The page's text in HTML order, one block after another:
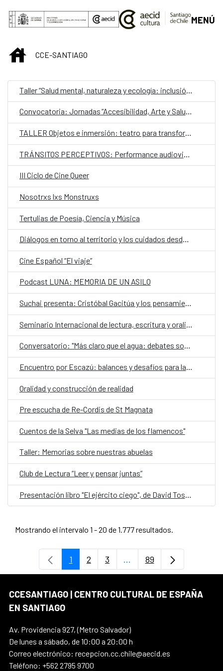
Saltar al contenido principal
MENÚ
INICIOCCE-SANTIAGO
Taller “Salud mental, naturaleza y ecología: inclusión y estimulación creativa en museos, instituciones y centros culturales”
Convocatoria: Jornadas “Accesibilidad, Arte y Salud como punto de encuentro y cultura inclusiva en museos, instituciones y centros culturales”
TALLER Objetos e inmersión: teatro para transformar
III Ciclo de Cine Queer
Nosotrxs lxs Monstruxs
Tertulias de Poesía, Ciencia y Música
Diálogos en torno al territorio y los cuidados desde una mirada de género
Cine Español “El viaje”
Podcast LUNA: MEMORIA DE UN ASILO
Suchai presenta: Cristóbal Gacitúa y los pensamientos ajenos
Conversatorio: "Más claro que el agua: debates sobre el futuro de los territorios hidrosociales del Aconcagua y El Maipo"
Encuentro por Escazú: balances y desafíos para la democracia ambiental en Chile
Oralidad y construcción de realidad
Pre escucha de Re-Cordis de St Magnata
Cuentos de la Selva "Las medias de los flamencos"
Taller: Memorias sobre nuestras abuelas
Club de Lectura “Leer y pensar juntas”
Mostrando el intervalo 1 - 20 de 1.777 resultados.
Página
1 Página
2 Página
3 ...Páginas intermedias
Página
89
CCESANTIAGO | CENTRO CULTURAL DE ESPAÑA
EN SANTIAGO
Av. Providencia 927, (Metro Salvador)
De lunes a sábado, de 10:00 a 20:00 h
Correo electrónico: recepcion.cc.chile@aecid.es
Teléfono: +562 2795 9700